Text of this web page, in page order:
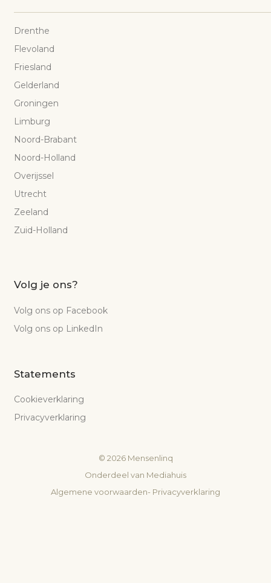
Drenthe
Flevoland
Friesland
Gelderland
Groningen
Limburg
Noord-Brabant
Noord-Holland
Overijssel
Utrecht
Zeeland
Zuid-Holland
Volg je ons?
Volg ons op Facebook
Volg ons op LinkedIn
Statements
Cookieverklaring
Privacyverklaring
© 2026Mensenlinq
Onderdeel van Mediahuis
Algemene voorwaarden- Privacyverklaring